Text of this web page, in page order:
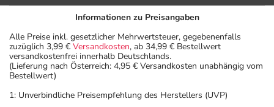
Informationen zu Preisangaben
Alle Preise inkl. gesetzlicher Mehrwertsteuer, gegebenenfalls
zuzüglich 3,99 € Versandkosten, ab 34,99 € Bestellwert
versandkostenfrei innerhalb Deutschlands.
(Lieferung nach Österreich: 4,95 € Versandkosten unabhängig vom
Bestellwert)
1: Unverbindliche Preisempfehlung des Herstellers (UVP)